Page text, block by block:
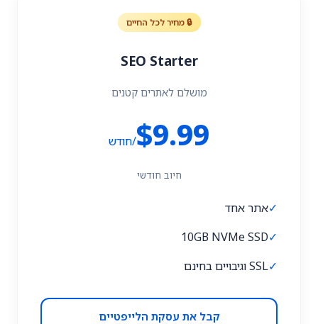
🔒 מחיר לכל החיים
SEO Starter
מושלם לאתרים קטנים
$9.99/חודש
חיוב חודשי
✓אתר אחד
✓
10GB NVMe SSD
✓SSL וגיבויים בחינם
קבל את עסקת הלייפטיים